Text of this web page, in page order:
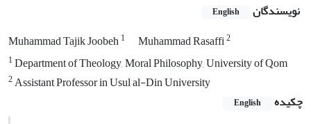
نویسندگان English
Muhammad Tajik Joobeh1 Muhammad Rasaffi2
1Department of Theology, Moral Philosophy, University of Qom
2Assistant Professor in Usul al-Din University
چکیده
English